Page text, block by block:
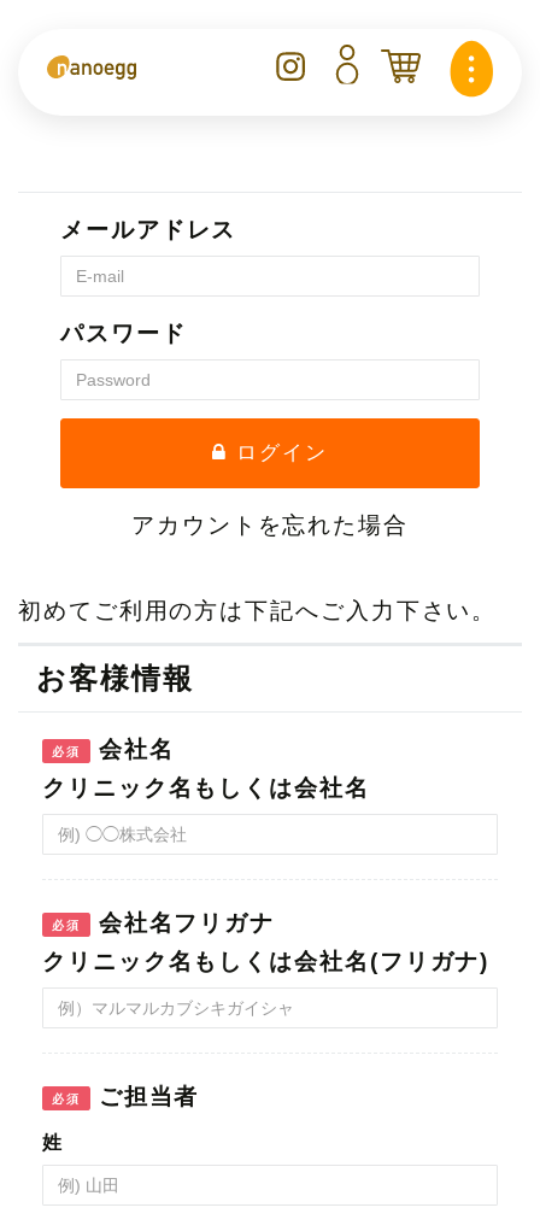
メールアドレス
パスワード
ログイン
アカウントを忘れた場合
初めてご利用の方は下記へご入力下さい。
お客様情報
必須 会社名
必須 会社名フリガナ
必須 ご担当者
姓